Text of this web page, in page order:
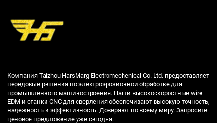
Компания Taizhou HarsMarg Electromechenical Co. Ltd. предоставляет
передовые решения по электроэрозионной обработке для
промышленного машиностроения. Наши высокоскоростные wire
EDM и станки CNC для сверления обеспечивают высокую точность,
надежность и эффективность. Доверяют по всему миру. Запросите
ценовое предложение уже сегодня.